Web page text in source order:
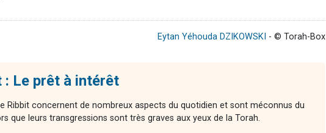
Eytan Yéhouda DZIKOWSKI - © Torah-Box
: Le prêt à intérêt
Ribbit concernent de nombreux aspects du quotidien et sont méconnus du
que leurs transgressions sont très graves aux yeux de la Torah.